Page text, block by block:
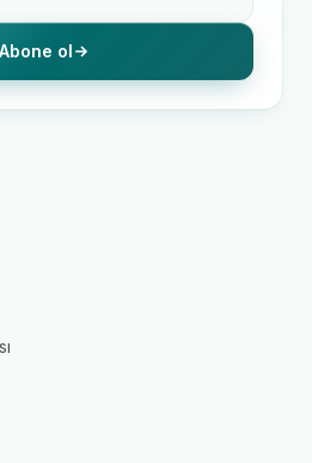
Abone ol